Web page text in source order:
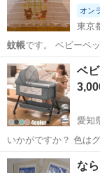
オン
東京
蚊帳です。 ベビーベ
東京 足立区
ベ
愛知
てます。 ※…
愛知 豊橋市
な